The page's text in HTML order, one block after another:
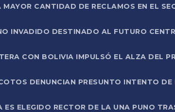
MAYOR CANTIDAD DE RECLAMOS EN EL
INVADIDO DESTINADO AL FUTURO
CON BOLIVIA IMPULSÓ EL ALZA DEL
DENUNCIAN PRESUNTO INTENTO
ES ELEGIDO RECTOR DE LA UNA PUNO